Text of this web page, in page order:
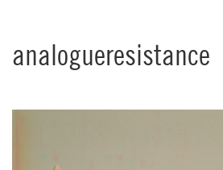
analogueresistance